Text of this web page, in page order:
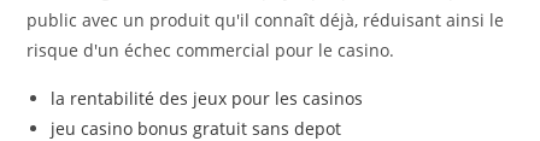
public avec un produit qu'il connaît déjà, réduisant ainsi le
risque d'un échec commercial pour le casino.
la rentabilité des jeux pour les casinos
jeu casino bonus gratuit sans depot